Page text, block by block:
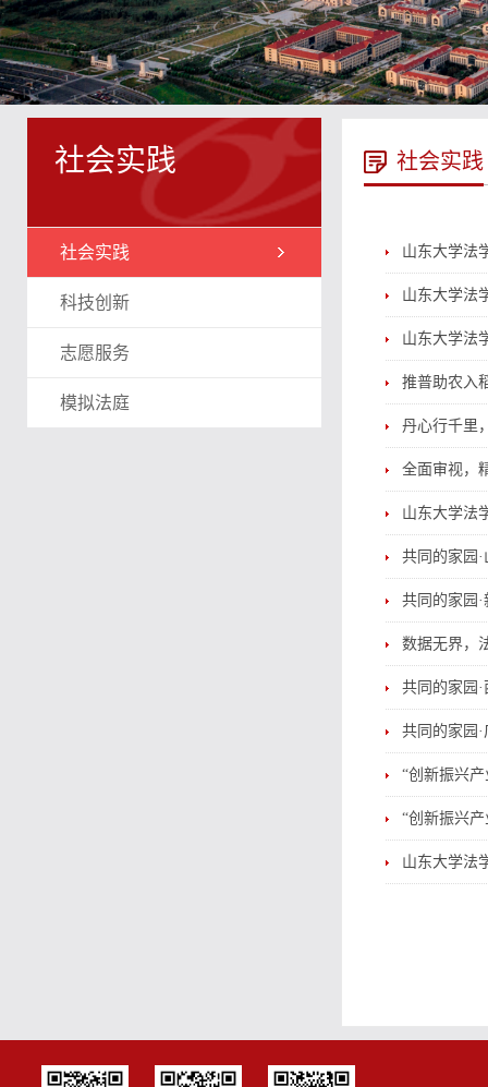
社会实践
社会实践
科技创新
志愿服务
模拟法庭
社会实践
山东大学法
山东大学法
山东大学法
推普助农入
丹心行千里
全面审视，
山东大学法
共同的家园
共同的家园
数据无界，
共同的家园
共同的家园
“创新振兴
“创新振兴
山东大学法